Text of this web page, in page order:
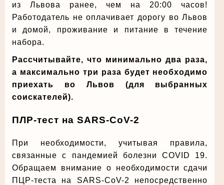
из Львова ранее, чем на 20:00 часов!
Работодатель не оплачивает дорогу во Львов
и домой, проживание и питание в течение
набора.
Рассчитывайте, что минимально два раза,
а максимально три раза будет необходимо
приехать во Львов (для выбранных
соискателей).
ПЛР-тест на SARS-CoV-2
При необходимости, учитывая правила,
связанные с пандемией болезни COVID 19.
Обращаем внимание о необходимости сдачи
ПЦР-теста на SARS-CoV-2 непосредственно